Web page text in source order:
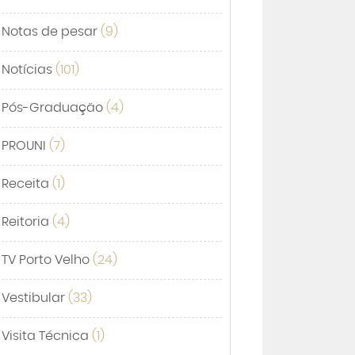
Notas de pesar (9)
Notícias (101)
Pós-Graduação (4)
PROUNI (7)
Receita (1)
Reitoria (4)
TV Porto Velho (24)
Vestibular (33)
Visita Técnica (1)